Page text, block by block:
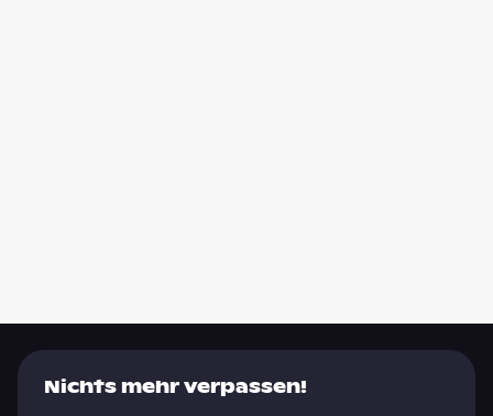
Nichts mehr verpassen!